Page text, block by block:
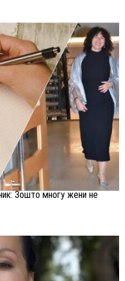
Зошто многу жени не